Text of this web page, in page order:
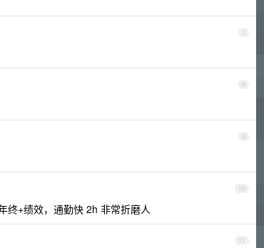
7
8
9
10
终+绩效，通勤快 2h 非常折磨人
11